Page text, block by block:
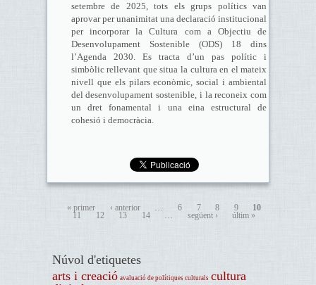
setembre de 2025, tots els grups polítics van
aprovar per unanimitat una declaració institucional
per incorporar la Cultura com a Objectiu de
Desenvolupament Sostenible (ODS) 18 dins
l’Agenda 2030. Es tracta d’un pas polític i
simbòlic rellevant que situa la cultura en el mateix
nivell que els pilars econòmic, social i ambiental
del desenvolupament sostenible, i la reconeix com
un dret fonamental i una eina estructural de
cohesió i democràcia.
« primer ‹ anterior … 6 7 8 9
10
11
12 13 14 … següent › últim »
Núvol d'etiquetes
arts i creació avaluació de polítiques culturals cultura